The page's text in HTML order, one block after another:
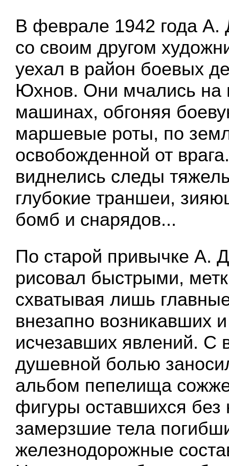
В феврале 1942 года А.
со своим другом
уехал в район боевых
Юхнов. Они мчались на
машинах, обгоняя
маршевые роты, по
освобожденной от
виднелись следы
глубокие траншеи,
бомб и снарядов...
По старой привычке А.
рисовал быстрыми,
схватывая лишь
внезапно возникавших
исчезавших явлений. С
душевной болью
альбом пепелища
фигуры оставшихся без
замерзшие тела
железнодорожные